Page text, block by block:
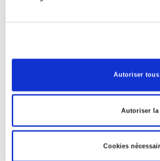
Autoriser
Autoriser la
Cookies
French
Publisher Category
Publisher Category
>
Publisher Category
Publisher Category